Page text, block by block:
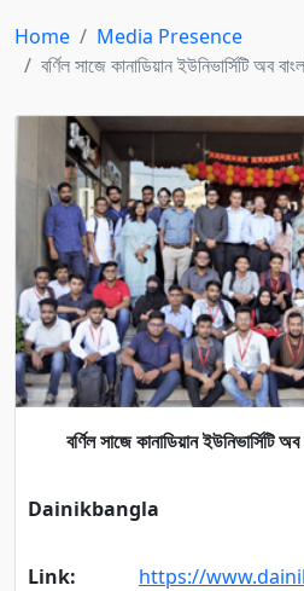
Home
Media Presence
বর্ণিল সাজে কানাডিয়ান ইউনিভার্সিটি অব
বর্ণিল সাজে কানাডিয়ান ইউনিভার্সিটি
Dainikbangla
Link:
https://